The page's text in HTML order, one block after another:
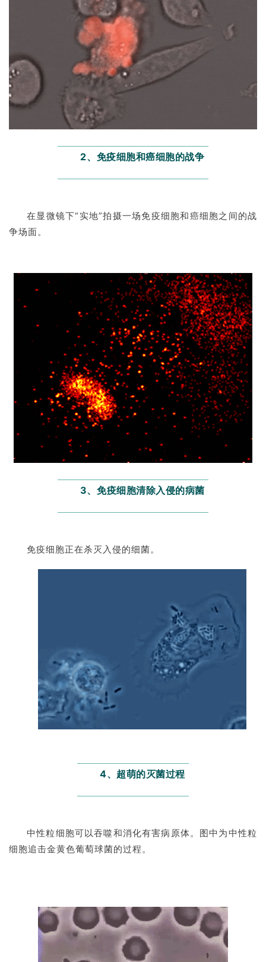
2、免疫细胞和癌细胞的战争
在显微镜下“实地”拍摄一场免疫细胞和癌细胞之间的战
争场面。
3、免疫细胞清除入侵的病菌
免疫细胞正在杀灭入侵的细菌。
4、超萌的灭菌过程
中性粒细胞可以吞噬和消化有害病原体。图中为中性粒
细胞追击金黄色葡萄球菌的过程。